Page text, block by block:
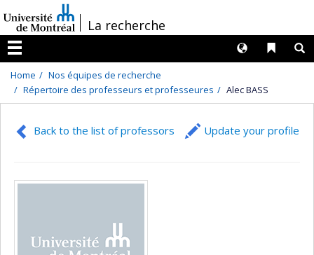
au
contenu
/La recherche
Menu
Liens
Langues
Home
Nos équipes de recherche
Répertoire des professeurs et professeures
Alec BASS
Back to the list of professors Update your profile